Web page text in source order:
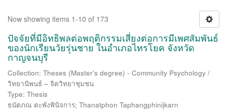
Now showing items 1-10 of 173
ปัจจัยที่มีอิทธิพลต่อพฤติกรรมเสี่ยงต่อการมีเพศสัมพันธ์
ของนักเรียนวัยรุ่นชาย ในอำเภอไทรโยค จังหวัด
กาญจนบุรี
Collection: Theses (Master's degree) - Community Psychology /
วิทยานิพนธ์ – จิตวิทยาชุมชน
Type: Thesis
ธนัตภณ ตะพังพินิจการ; Thanatphon Taphangphinijkarn